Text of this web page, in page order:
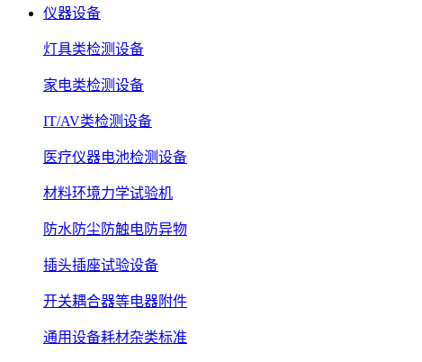
仪器设备
灯具类检测设备
家电类检测设备
IT/AV类检测设备
医疗仪器电池检测设备
材料环境力学试验机
防水防尘防触电防异物
插头插座试验设备
开关耦合器等电器附件
通用设备耗材杂类标准